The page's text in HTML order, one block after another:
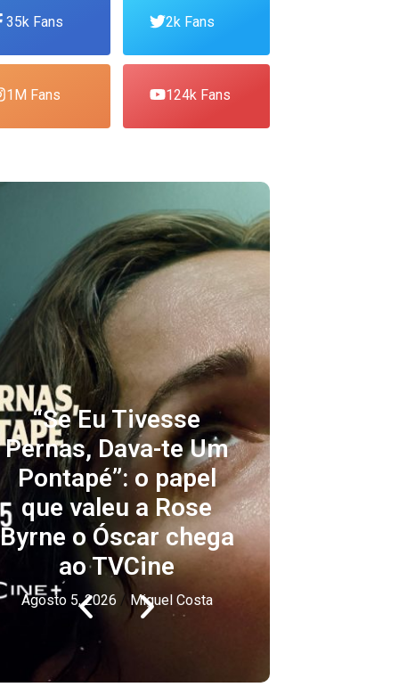
35k Fans 2k Fans
1M Fans 124k Fans
“Se Eu Tivesse
Pernas, Dava-te Um
Pontapé”: o papel
que valeu a Rose
Byrne o Óscar chega
ao TVCine
Agosto 5, 2026 / Miguel Costa